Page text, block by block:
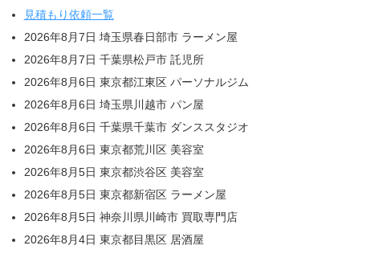
見積もり依頼一覧
2026年8月7日 埼玉県春日部市 ラーメン屋
2026年8月7日 千葉県松戸市 託児所
2026年8月6日 東京都江東区 パーソナルジム
2026年8月6日 埼玉県川越市 パン屋
2026年8月6日 千葉県千葉市 ダンススタジオ
2026年8月6日 東京都荒川区 美容室
2026年8月5日 東京都渋谷区 美容室
2026年8月5日 東京都新宿区 ラーメン屋
2026年8月5日 神奈川県川崎市 買取専門店
2026年8月4日 東京都目黒区 居酒屋